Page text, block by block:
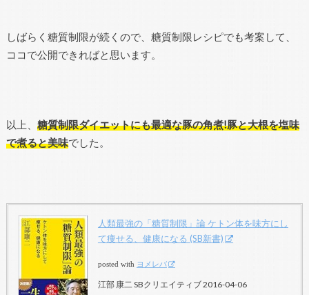
しばらく糖質制限が続くので、糖質制限レシピでも考案して、
ココで公開できればと思います。
以上、 糖質制限ダイエットにも最適な豚の角煮!豚と大根を塩味
で煮ると美味でした。
人類最強の「糖質制限」論 ケトン体を味方にし
て痩せる、健康になる (SB新書)
posted with ヨメレバ
江部 康二 SBクリエイティブ 2016-04-06